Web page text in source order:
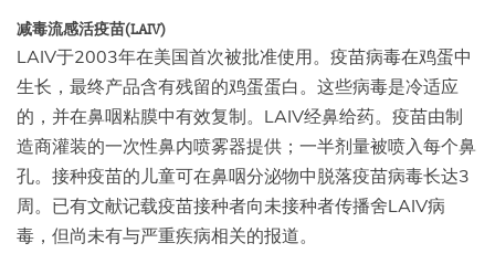
减毒流感活疫苗(LAIV)
LAIV于2003年在美国首次被批准使用。疫苗病毒在鸡蛋中
生长，最终产品含有残留的鸡蛋蛋白。这些病毒是冷适应
的，并在鼻咽粘膜中有效复制。LAIV经鼻给药。疫苗由制
造商灌装的一次性鼻内喷雾器提供；一半剂量被喷入每个鼻
孔。接种疫苗的儿童可在鼻咽分泌物中脱落疫苗病毒长达3
周。已有文献记载疫苗接种者向未接种者传播舍LAIV病
毒，但尚未有与严重疾病相关的报道。